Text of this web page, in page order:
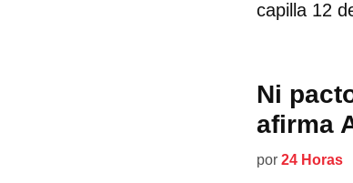
capilla 12
Ni
afirma
por 24 Horas